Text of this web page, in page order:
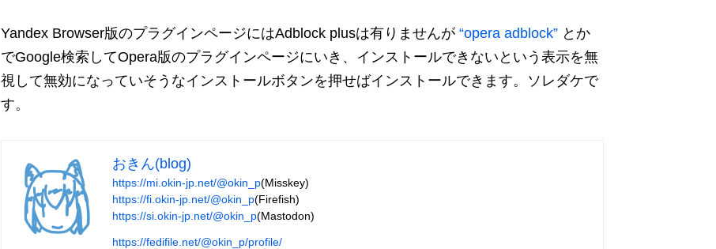
Yandex Browser版のプラグインページにはAdblock plusは有りませんが“opera adblock”とか
でGoogle検索してOpera版のプラグインページにいき、インストールできないという表示を無
視して無効になっていそうなインストールボタンを押せばインストールできます。ソレダケで
す。
おきん(blog)
https://mi.okin-jp.net/@okin_p(Misskey)
https://fi.okin-jp.net/@okin_p(Firefish)
https://si.okin-jp.net/@okin_p(Mastodon)
https://fedifile.net/@okin_p/profile/